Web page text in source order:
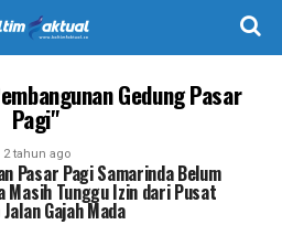
Gedung Pasar
Pagi"
2 tahun ago
Pasar Pagi Samarinda Belum
Masih Tunggu Izin dari Pusat
Gajah Mada